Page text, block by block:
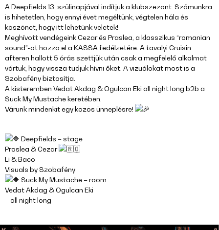
A Deepfields 13. szülinapjával indítjuk a klubszezont. Számunkra
is hihetetlen, hogy ennyi évet megéltünk, végtelen hála és
köszönet, hogy itt lehetünk veletek!
Meghívott vendégeink Cezar és Praslea, a klasszikus “romanian
sound”-ot hozza el a KASSA fedélzetére. A tavalyi Cruisin
afteren hallott 5 órás szettjük után csak a megfelelő alkalmat
vártuk, hogy vissza tudjuk hívni őket. A vizuálokat most is a
Szobafény biztosítja.
A kisteremben Vedat Akdag & Ogulcan Eki all night long b2b a
Suck My Mustache keretében.
Várunk mindenkit egy közös ünneplésre!
Deepfields – stage
Praslea & Cezar
Li & Baco
Visuals by Szobafény
Suck My Mustache – room
Vedat Akdag & Ogulcan Eki
– all night long